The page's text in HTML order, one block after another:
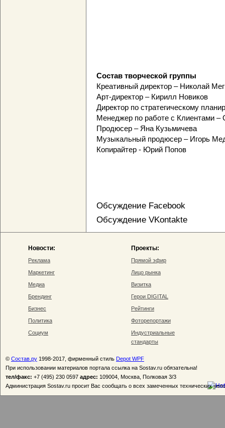
Состав творческой группы
Креативный директор – Николай
Арт-директор – Кирилл Новиков
Директор по стратегическому
Менеджер по работе с Клиентами
Продюсер – Яна Кузьмичева
Музыкальный продюсер – Игорь
Копирайтер - Юрий Попов
Обсуждение Facebook
Обсуждение VKontakte
Новости:
Реклама
Маркетинг
Медиа
Брендинг
Бизнес
Политика
Социум
Проекты:
Прямой эфир
Лицо рынка
Визитка
Герои DIGITAL
Рейтинги
Фоторепортажи
Индустриальные
стандарты
© Состав.ру 1998-2017, фирменный стиль Depot WPF
При использовании материалов портала ссылка на Sostav.ru обязательна!
тел/факс: +7 (495) 230 0597 адрес: 109004, Москва, Полковая 3/3
Администрация Sostav.ru просит Вас сообщать о всех замеченных технических